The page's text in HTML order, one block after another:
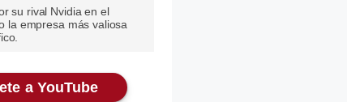
su rival Nvidia en el
la empresa más valiosa
a YouTube